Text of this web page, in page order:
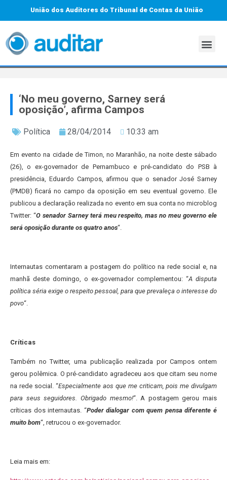
União dos Auditores do Tribunal de Contas da União
‘No meu governo, Sarney será
oposição’, afirma Campos
Política 28/04/2014 10:33 am
Em evento na cidade de Timon, no Maranhão, na noite deste sábado
(26), o ex-governador de Pernambuco e pré-candidato do PSB à
presidência, Eduardo Campos, afirmou que o senador José Sarney
(PMDB) ficará no campo da oposição em seu eventual governo. Ele
publicou a declaração realizada no evento em sua conta no microblog
Twitter: “O senador Sarney terá meu respeito, mas no meu governo ele
será oposição durante os quatro anos“.
Internautas comentaram a postagem do político na rede social e, na
manhã deste domingo, o ex-governador complementou: “A disputa
política séria exige o respeito pessoal, para que prevaleça o interesse do
povo“.
Críticas
Também no Twitter, uma publicação realizada por Campos ontem
gerou polêmica. O pré-candidato agradeceu aos que citam seu nome
na rede social. “Especialmente aos que me criticam, pois me divulgam
para seus seguidores. Obrigado mesmo!“. A postagem gerou mais
críticas dos internautas. “Poder dialogar com quem pensa diferente é
muito bom“, retrucou o ex-governador.
Leia mais em: